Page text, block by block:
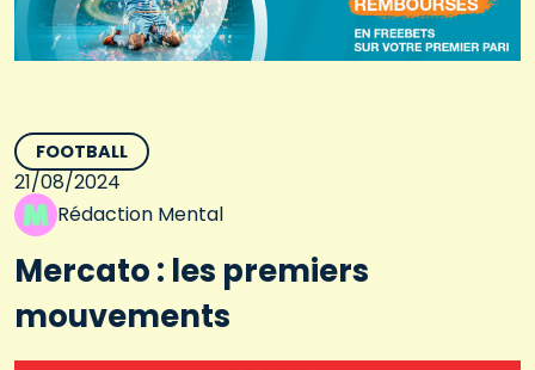
FOOTBALL
21/08/2024
Rédaction Mental
Mercato : les premiers
mouvements